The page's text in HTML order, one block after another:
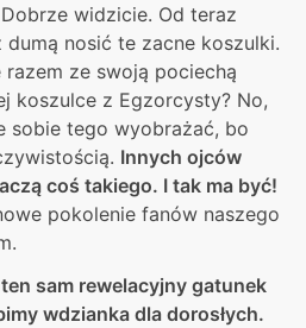
widzicie. Od teraz
nosić te zacne koszulki.
ze swoją pociechą
koszulce z Egzorcysty? No,
sobie tego wyobrażać, bo
Innych ojców
coś takiego. I tak ma być!
pokolenie fanów naszego
sam rewelacyjny gatunek
wdzianka dla dorosłych.